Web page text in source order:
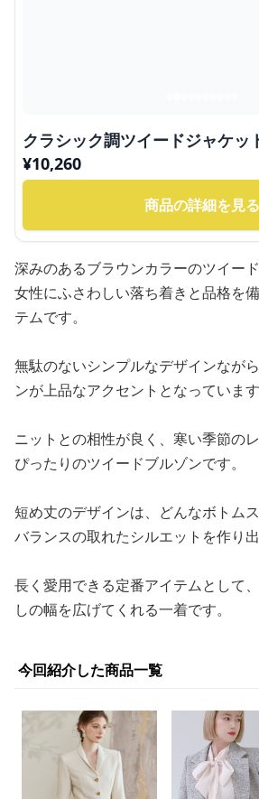
クラシック調ツイードジャケッ
¥10,260
商品の詳細を見る
深みのあるブラウンカラーのツイー
女性にふさわしい落ち着きと品格を
テムです。
無駄のないシンプルなデザインなが
ンが上品なアクセントとなっています
ニットとの相性が良く、寒い季節の
ぴったりのツイードブルゾンです。
短め丈のデザインは、どんなボトム
バランスの取れたシルエットを作り出
長く愛用できる定番アイテムとして
しの幅を広げてくれる一着です。
今回紹介した商品一覧